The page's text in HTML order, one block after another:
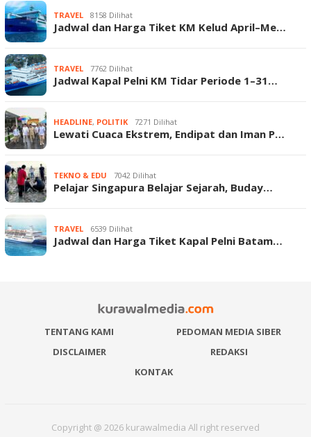
TRAVEL 8158 Dilihat
Jadwal dan Harga Tiket KM Kelud April–Me…
TRAVEL 7762 Dilihat
Jadwal Kapal Pelni KM Tidar Periode 1–31…
HEADLINE, POLITIK 7271 Dilihat
Lewati Cuaca Ekstrem, Endipat dan Iman P…
TEKNO & EDU 7042 Dilihat
Pelajar Singapura Belajar Sejarah, Buday…
TRAVEL 6539 Dilihat
Jadwal dan Harga Tiket Kapal Pelni Batam…
TENTANG KAMI
PEDOMAN MEDIA SIBER
DISCLAIMER
REDAKSI
KONTAK
Copyright @ 2026 kurawalmedia All right reserved